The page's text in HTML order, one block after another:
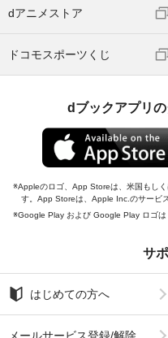
dアニメストア
ドコモスポーツくじ
dブックアプリ
Appleのロゴ、App Storeは、米国もし
す。App Storeは、Apple Inc.のサービ
Google Play および Google Play ロゴは
サ
はじめての方へ